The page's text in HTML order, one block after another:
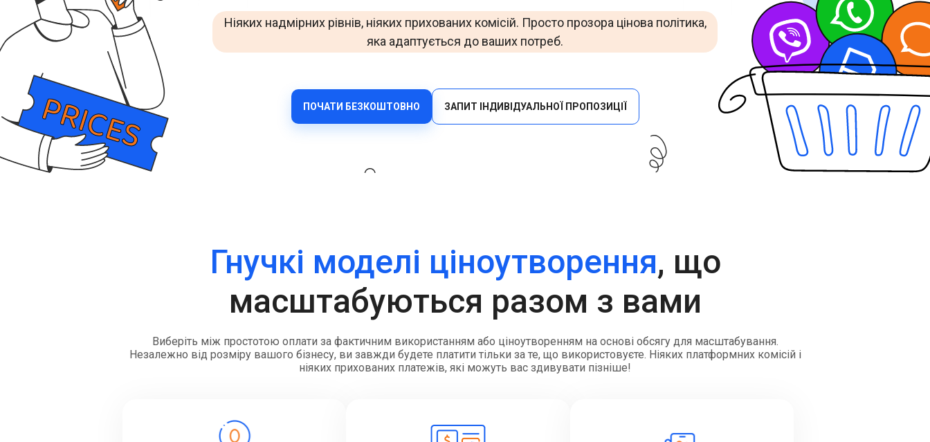
Покращуйте взаємодію з клієнтами через WhatsApp у
всьому світі.
RCS Messaging
Відкрийте можливості бізнес-повідомлень нового
покоління з мультимедіа та інтерактивністю.
Voice (VoIP Gateway)
Єдиний глобальний VoIP-хаб для якісних бізнес-
дзвінків у всьому світі.
мультиканальність за допомогою універсального API.
HLR Lookup
Flash Call
Економічна автентифікація користувачів через Flash
Офіси
Ніяких надмірних рівнів, ніяких прихованих комісій. Просто прозора цінова політика,
яка адаптується до ваших потреб.
ПОЧАТИ БЕЗКОШТОВНО ЗАПИТ ІНДИВІДУАЛЬНОЇ ПРОПОЗИЦІЇ
Гнучкі моделі ціноутворення, що
масштабуються разом з вами
Виберіть між простотою оплати за фактичним використанням або ціноутворенням на основі обсягу для масштабування.
Незалежно від розміру вашого бізнесу, ви завжди будете платити тільки за те, що використовуєте. Ніяких платформних комісій і
ніяких прихованих платежів, які можуть вас здивувати пізніше!